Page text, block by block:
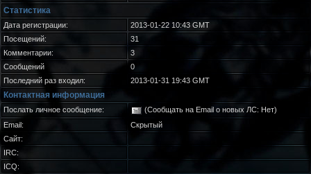
Статистика
Дата регистрации:
2013-01-22 10:43 GMT
Посещений:
31
Комментарии:
3
Сообщений
0
Последний раз входил:
2013-01-31 19:43 GMT
Контактная информация
Послать личное сообщение:
(Сообщать на Email о новых ЛС: Нет)
Email:
Скрытый
Сайт:
IRC:
ICQ: